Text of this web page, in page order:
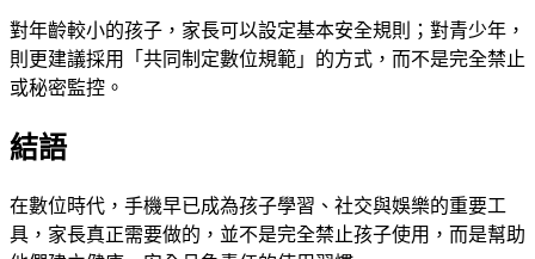
對年齡較小的孩子，家長可以設定基本安全規則；對青少年，
則更建議採用「共同制定數位規範」的方式，而不是完全禁止
或秘密監控。
結語
在數位時代，手機早已成為孩子學習、社交與娛樂的重要工
具，家長真正需要做的，並不是完全禁止孩子使用，而是幫助